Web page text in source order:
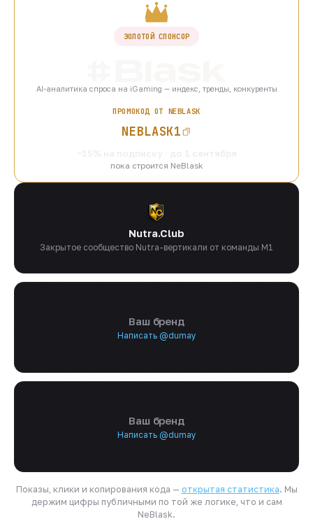
ЗОЛОТОЙ СПОНСОР
AI-аналитика спроса на iGaming — индекс, тренды, конкуренты
ПРОМОКОД ОТ NEBLASK
NEBLASK1
пока строится NeBlask
Nutra.Club
Закрытое сообщество Nutra-вертикали от команды M1
Ваш бренд
Написать @dumay
Ваш бренд
Написать @dumay
Показы, клики и копирования кода — открытая статистика. Мы
держим цифры публичными по той же логике, что и сам
NeBlask.